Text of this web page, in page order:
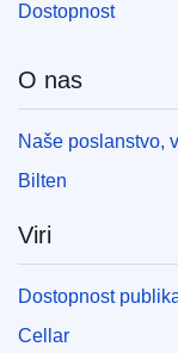
Dostopnost
O nas
Naše poslanstvo,
Bilten
Viri
Dostopnost
Cellar